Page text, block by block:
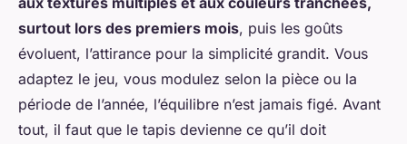
surtout lors des premiers mois, puis les goûts
évoluent, l’attirance pour la simplicité grandit. Vous
adaptez le jeu, vous modulez selon la pièce ou la
période de l’année, l’équilibre n’est jamais figé. Avant
tout, il faut que le tapis devienne ce qu’il doit